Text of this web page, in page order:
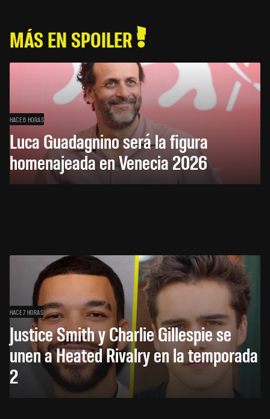
MÁS EN SPOILER
HACE 6 HORAS
Luca Guadagnino será la figura
homenajeada en Venecia 2026
HACE 7 HORAS
Justice Smith y Charlie Gillespie se
unen a Heated Rivalry en la temporada
2